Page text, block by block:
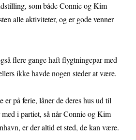
som både Connie og Kim
alle aktiviteter, og er gode venner
flere gange haft flygtningepar med
ikke havde nogen steder at være.
er på ferie, låner de deres hus ud til
i partiet, så når Connie og Kim
er der altid et sted, de kan være.